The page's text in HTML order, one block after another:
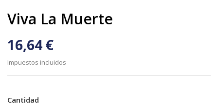
Viva La Muerte
16,64 €
Impuestos incluidos
Cantidad